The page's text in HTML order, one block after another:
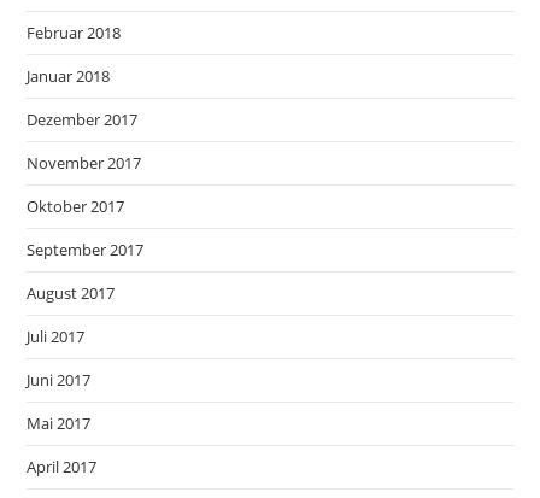
Februar 2018
Januar 2018
Dezember 2017
November 2017
Oktober 2017
September 2017
August 2017
Juli 2017
Juni 2017
Mai 2017
April 2017